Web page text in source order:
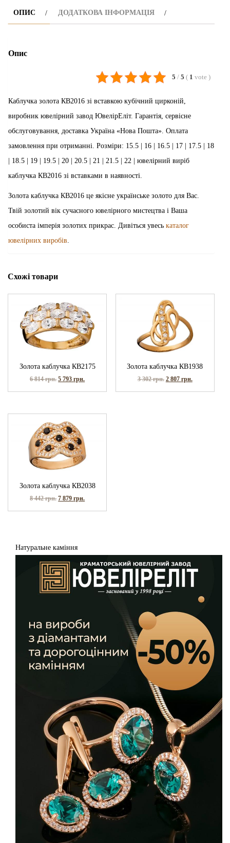
ОПИС ДОДАТКОВА ІНФОРМАЦІЯ
Опис
5 / 5 ( 1 vote )
Каблучка золота КВ2016 зі вставкою кубічний цирконій,
виробник ювелірний завод ЮвелірЕліт. Гарантія, сервісне
обслуговування, доставка Україна «Нова Пошта». Оплата
замовлення при отриманні. Розміри: 15.5 | 16 | 16.5 | 17 | 17.5 | 18
| 18.5 | 19 | 19.5 | 20 | 20.5 | 21 | 21.5 | 22 | ювелірний виріб
каблучка КВ2016 зі вставками в наявності.
Золота каблучка КВ2016 це якісне українське золото для Вас.
Твій золотий вік сучасного ювелірного мистецтва і Ваша
особиста імперія золотих прикрас. Дивіться увесь каталог
ювелірних виробів
Схожі товари
Золота каблучка КВ2175
6 814грн. 5 793грн.
Золота каблучка КВ1938
3 302грн. 2 807 грн.
Золота каблучка КВ2038
8 442грн. 7 879грн.
Натуральне каміння